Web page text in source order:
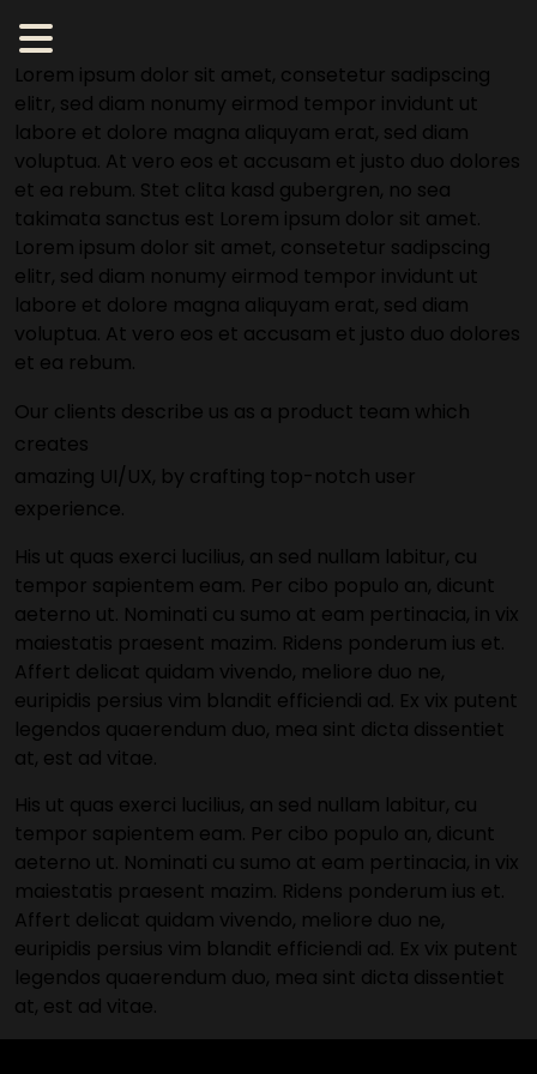
Lorem ipsum dolor sit amet, consetetur sadipscing
elitr, sed diam nonumy eirmod tempor invidunt ut
labore et dolore magna aliquyam erat, sed diam
voluptua. At vero eos et accusam et justo duo dolores
et ea rebum. Stet clita kasd gubergren, no sea
takimata sanctus est Lorem ipsum dolor sit amet.
Lorem ipsum dolor sit amet, consetetur sadipscing
elitr, sed diam nonumy eirmod tempor invidunt ut
labore et dolore magna aliquyam erat, sed diam
voluptua. At vero eos et accusam et justo duo dolores
et ea rebum.
Our clients describe us as a product team which
creates
amazing UI/UX, by crafting top-notch user
experience.
His ut quas exerci lucilius, an sed nullam labitur, cu
tempor sapientem eam. Per cibo populo an, dicunt
aeterno ut. Nominati cu sumo at eam pertinacia, in vix
maiestatis praesent mazim. Ridens ponderum ius et.
Affert delicat quidam vivendo, meliore duo ne,
euripidis persius vim blandit efficiendi ad. Ex vix putent
legendos quaerendum duo, mea sint dicta dissentiet
at, est ad vitae.
His ut quas exerci lucilius, an sed nullam labitur, cu
tempor sapientem eam. Per cibo populo an, dicunt
aeterno ut. Nominati cu sumo at eam pertinacia, in vix
maiestatis praesent mazim. Ridens ponderum ius et.
Affert delicat quidam vivendo, meliore duo ne,
euripidis persius vim blandit efficiendi ad. Ex vix putent
legendos quaerendum duo, mea sint dicta dissentiet
at, est ad vitae.